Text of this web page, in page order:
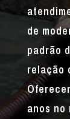
de
padrão
relação
anos